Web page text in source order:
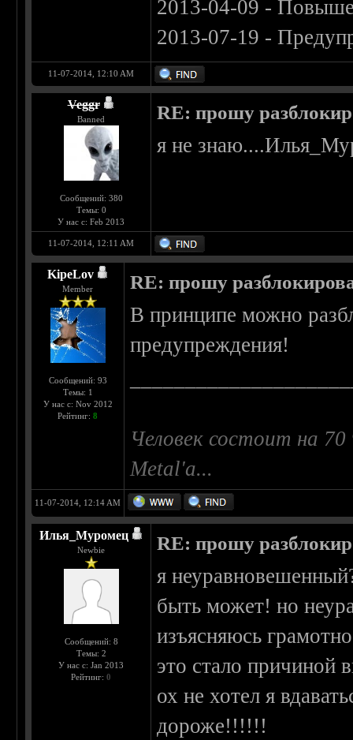
2013-04-09 -
2013-07-19 -
11-07-2014, 12:10 AM
Veggr
Banned
Сообщений: 380
Темы: 0
У нас с: Feb 2013
RE: прошу
я не
11-07-2014, 12:11 AM
KipeLov
Member
Сообщений: 93
Темы: 1
У нас с: Nov 2012
Рейтинг:8
RE: прошу
В принципе можно
предупреждения!
Человек состоит на
Metal'a...
11-07-2014, 12:14 AM
Илья_Муромец
Newbie
Сообщений: 8
Темы: 2
У нас с: Jan 2013
Рейтинг:0
RE: прошу
я
быть может! но
изъясняюсь
это стало причиной
ох не хотел я
дороже!!!!!!